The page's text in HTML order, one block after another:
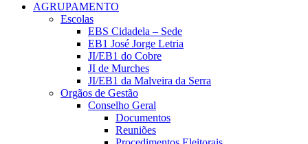
AGRUPAMENTO
Escolas
EBS Cidadela – Sede
EB1 José Jorge Letria
JI/EB1 do Cobre
JI de Murches
JI/EB1 da Malveira da Serra
Orgãos de Gestão
Conselho Geral
Documentos
Reuniões